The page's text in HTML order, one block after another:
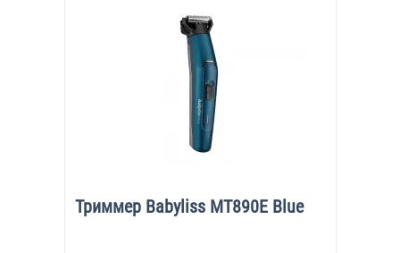
Триммер Babyliss MT890E Blue